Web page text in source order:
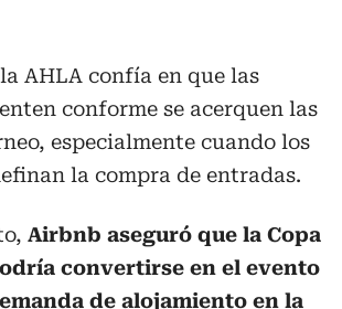
AHLA confía en que las
conforme se acerquen las
especialmente cuando los
la compra de entradas.
Airbnb aseguró que la Copa
convertirse en el evento
de alojamiento en la